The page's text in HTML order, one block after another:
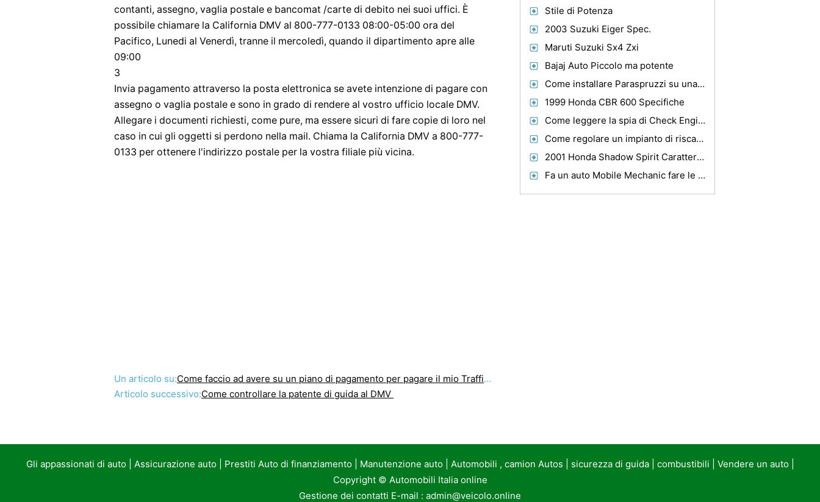
contanti, assegno, vaglia postale e bancomat /carte di debito nei suoi uffici. È
possibile chiamare la California DMV al 800-777-0133 08:00-05:00 ora del
Pacifico, Lunedi al Venerdì, tranne il mercoledì, quando il dipartimento apre alle
09:00
3
Invia pagamento attraverso la posta elettronica se avete intenzione di pagare con
assegno o vaglia postale e sono in grado di rendere al vostro ufficio locale DMV.
Allegare i documenti richiesti, come pure, ma essere sicuri di fare copie di loro nel
caso in cui gli oggetti si perdono nella mail. Chiama la California DMV a 800-777-
0133 per ottenere l'indirizzo postale per la vostra filiale più vicina.
Un articolo su:Come faccio ad avere su un piano di pagamento per pagare il mio Traffico Ticket a Washington?
Articolo successivo:Come controllare la patente di guida al DMV
Stile di Potenza
2003 Suzuki Eiger Spec.
Maruti Suzuki Sx4 Zxi
Bajaj Auto Piccolo ma potente
Come installare Paraspruzzi su una BMW Serie 3?
1999 Honda CBR 600 Specifiche
Come leggere la spia di Check Engine sui 1998 Honda OBD- II
Come regolare un impianto di riscaldamento 2003 di Mercedes E500
2001 Honda Shadow Spirit Caratteristiche
Fa un auto Mobile Mechanic fare le riparazioni reali
Gli appassionati di auto| Assicurazione auto| Prestiti Auto di finanziamento| Manutenzione auto| Automobili , camion Autos sicurezza di guida| combustibili Vendere un auto|
Copyright © Automobili Italia online
Gestione dei contatti E-mail : admin@veicolo.online